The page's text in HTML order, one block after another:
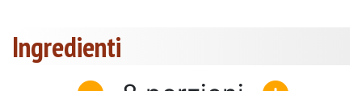
Ingredienti